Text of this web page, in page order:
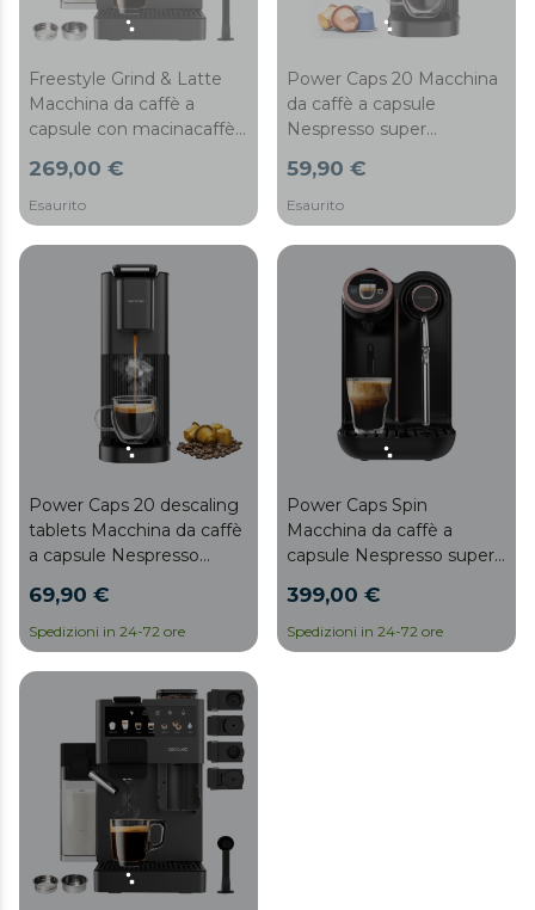
Freestyle Grind & Latte
Macchina da caffè a
capsule con macinacaffè
269,00 €
Esaurito
Power Caps 20 Macchina
da caffè a capsule
Nespresso super
59,90 €
Esaurito
Power Caps 20 descaling
tablets Macchina da caffè
a capsule Nespresso
69,90 €
Spedizioni in 24-72 ore
Power Caps Spin
Macchina da caffè a
capsule Nespresso super
vaporizzatore.
399,00 €
Spedizioni in 24-72 ore